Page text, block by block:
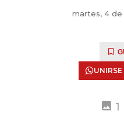
martes, 4
1